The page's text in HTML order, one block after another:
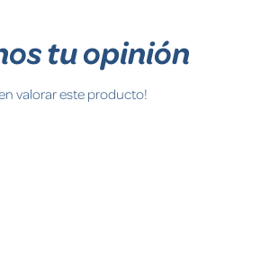
tu opinión
valorar este producto!